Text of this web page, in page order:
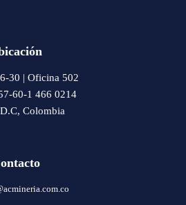
30 | Oficina 502
60-1 466 0214
Colombia